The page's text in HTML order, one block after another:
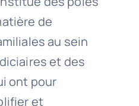
de
au sein
et des
ont pour
et